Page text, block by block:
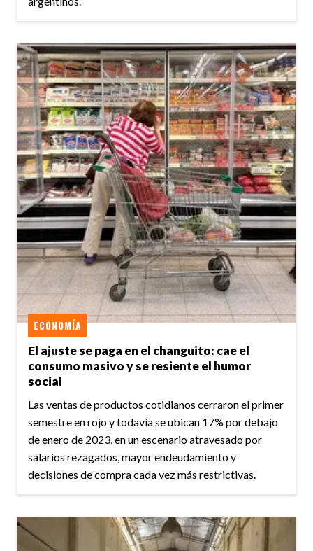
El ajuste se paga en el changuito: cae el
consumo masivo y se resiente el humor
social
ECONOMÍA
Las ventas de productos cotidianos cerraron el primer
semestre en rojo y todavía se ubican 17% por debajo
de enero de 2023, en un escenario atravesado por
salarios rezagados, mayor endeudamiento y
decisiones de compra cada vez más restrictivas.